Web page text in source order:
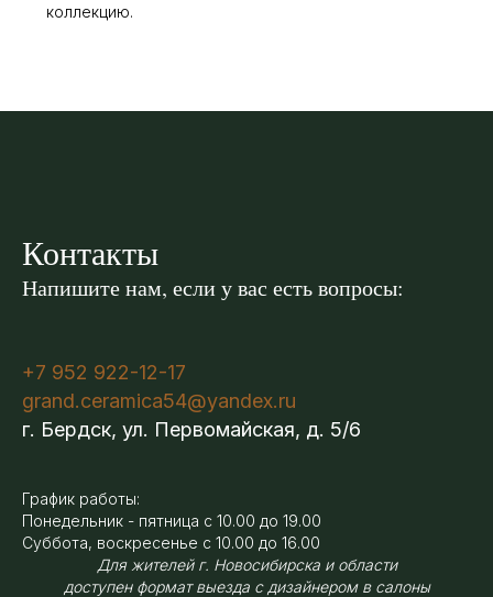
коллекцию.
Контакты
Напишите нам, если у вас есть вопросы:
+7 952 922-12-17
grand.ceramica54@yandex.ru
г. Бердск, ул. Первомайская, д. 5/6
График работы:
Понедельник - пятница с 10.00 до 19.00
Суббота, воскресенье с 10.00 до 16.00
Для жителей г. Новосибирска и области
доступен формат выезда с дизайнером в салоны